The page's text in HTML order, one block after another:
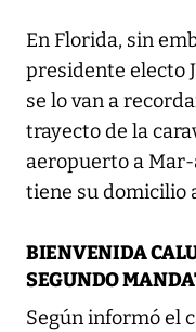
En Florida, sin
presidente electo
se lo van a
trayecto de la
aeropuerto a Mar-
tiene su domicilio
BIENVENIDA
SEGUNDO
Según informó el